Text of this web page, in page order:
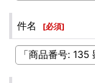
件名 [必須]